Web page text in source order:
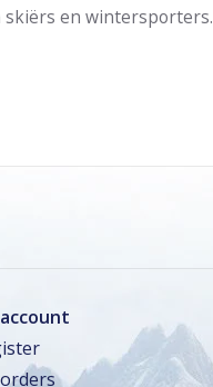
skiërs en wintersporters.